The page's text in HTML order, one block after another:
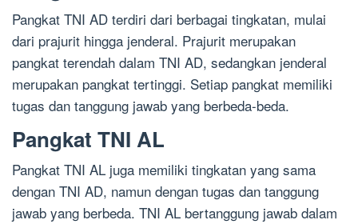
Pangkat TNI AD terdiri dari berbagai tingkatan, mulai
dari prajurit hingga jenderal. Prajurit merupakan
pangkat terendah dalam TNI AD, sedangkan jenderal
merupakan pangkat tertinggi. Setiap pangkat memiliki
tugas dan tanggung jawab yang berbeda-beda.
Pangkat TNI AL
Pangkat TNI AL juga memiliki tingkatan yang sama
dengan TNI AD, namun dengan tugas dan tanggung
jawab yang berbeda. TNI AL bertanggung jawab dalam